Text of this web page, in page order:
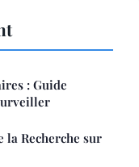
: Guide
la Recherche sur